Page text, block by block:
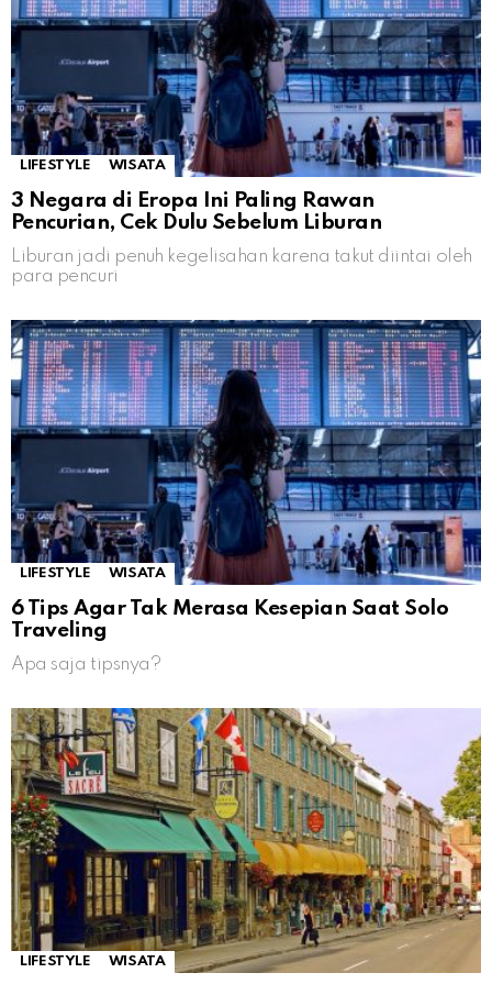
LIFESTYLE WISATA
3 Negara di Eropa Ini Paling Rawan
Pencurian, Cek Dulu Sebelum Liburan
Liburan jadi penuh kegelisahan karena takut diintai oleh
para pencuri
LIFESTYLE WISATA
6 Tips Agar Tak Merasa Kesepian Saat Solo
Traveling
Apa saja tipsnya?
LIFESTYLE WISATA